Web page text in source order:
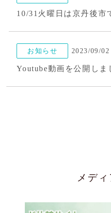
10/31火曜日は京丹後市
お知らせ 2023/09/02
8月〜10月の休診日と整
メデ